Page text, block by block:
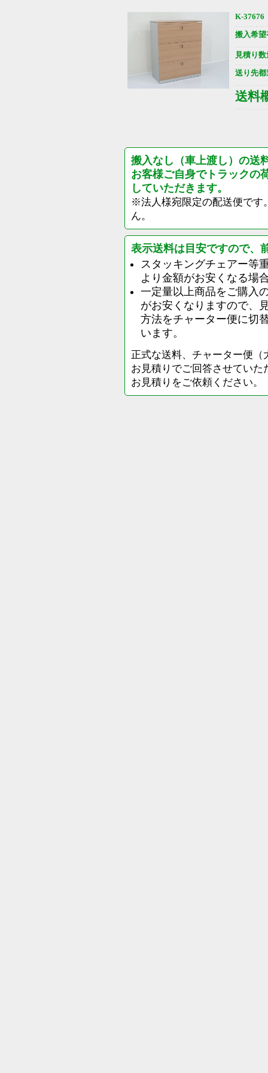
K-37676
搬入希望
見積り数
送り先都
送料
搬入なし（車上渡し）の送
お客様ご自身でトラックの
していただきます。
※法人様宛限定の配送便です
ん。
表示送料は目安ですので、
スタッキングチェアー等
より金額がお安くなる場
一定量以上商品をご購入
がお安くなりますので、
方法をチャーター便に切
います。
正式な送料、チャーター便
お見積りでご回答させてい
お見積りをご依頼ください。